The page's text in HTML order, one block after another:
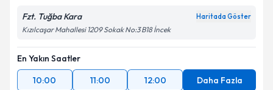
Fzt. Tuğba Kara Haritada Göster
Kızılcaşar Mahallesi 1209 Sokak No:3 B18 İncek
En Yakın Saatler
10:00
11:00 12:00 Daha Fazla